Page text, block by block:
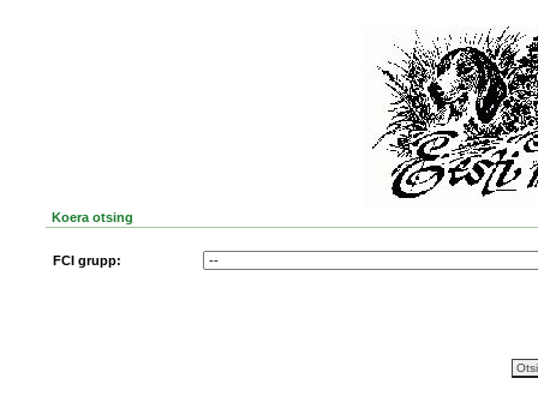
Koera otsing
FCI grupp: